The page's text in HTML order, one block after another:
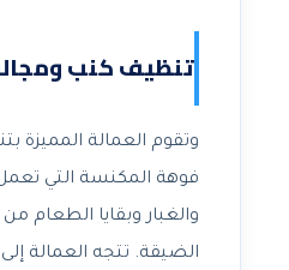
تنظيف كنب
وتقوم العمالة المميزة
فوهة المكنسة التي
والغبار وبقايا الطعام
الضيقة. تتجه العمالة